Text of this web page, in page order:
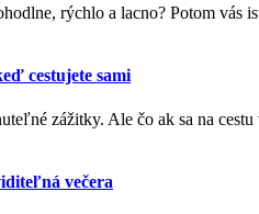
rýchlo a lacno? Potom
cestujete sami
zážitky. Ale čo ak sa na
večera